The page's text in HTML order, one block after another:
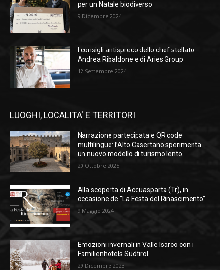
per un Natale biodiverso
9 Dicembre 2024
I consigli antispreco dello chef stellato
Andrea Ribaldone e di Aries Group
12 Settembre 2024
LUOGHI, LOCALITA' E TERRITORI
Narrazione partecipata e QR code
multilingue: l’Alto Casertano sperimenta
un nuovo modello di turismo lento
20 Ottobre 2025
Alla scoperta di Acquasparta (Tr), in
occasione de “La Festa del Rinascimento”
9 Maggio 2024
Emozioni invernali in Valle Isarco con i
Familienhotels Südtirol
29 Dicembre 2023